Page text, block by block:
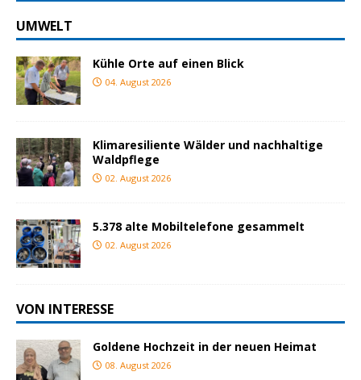
UMWELT
Kühle Orte auf einen Blick
04. August 2026
Klimaresiliente Wälder und nachhaltige
Waldpflege
02. August 2026
5.378 alte Mobiltelefone gesammelt
02. August 2026
VON INTERESSE
Goldene Hochzeit in der neuen Heimat
08. August 2026